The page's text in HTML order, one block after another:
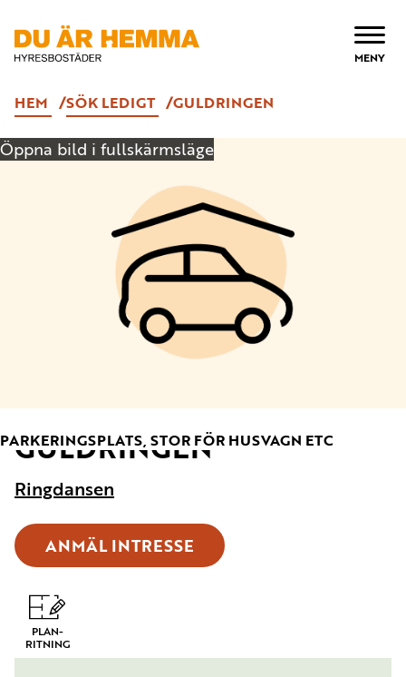
ÖPPNA
MENY
HEM SÖK LEDIGT GULDRINGEN
Öppna bild i fullskärmsläge
TYP:
PARKERINGSPLATS, STOR FÖR HUSVAGN ETC
GULDRINGEN
Ringdansen
ANMÄL INTRESSE
PLAN-
RITNING